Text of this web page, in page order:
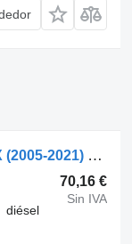
MAN TGL 12.220 (01.05-) 51191010360 fijación para MAN TGL, TGM, TGS, TGX (2005-2021) cabeza tractora
70,16 €
Sin IVA
diésel